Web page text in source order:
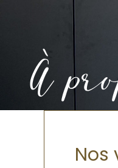
À
Nos